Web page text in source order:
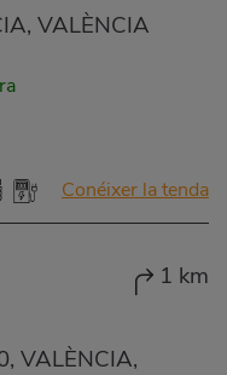
VALÈNCIA
Conéixer la tenda
1 km
VALÈNCIA,